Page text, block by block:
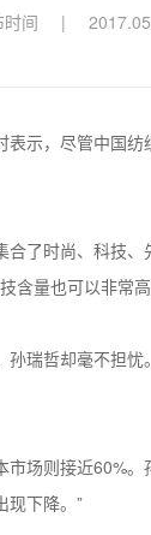
间 |
示，尽管中国
时尚、科技
含量也可以非常高”
瑞哲却毫不担
场则接近60%
现下降。”